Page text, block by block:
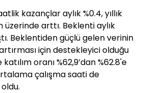
kazançlar aylık %0.4, yıllık
üzerinde arttı. Beklenti aylık
Beklentiden güçlü gelen verinin
için destekleyici olduğu
oranı %62,9’dan %62.8'e
çalışma saati de